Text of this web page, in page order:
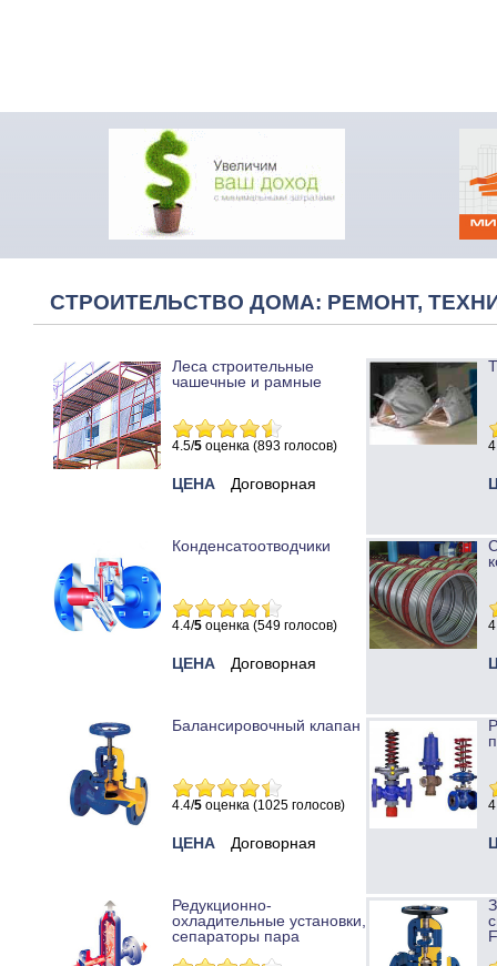
СТРОИТЕЛЬСТВО ДОМА: РЕМОНТ,
Леса строительные
чашечные и рамные
4.5/5 оценка (893 голосов)
ЦЕНА Договорная
Конденсатоотводчики
4.4/5 оценка (549 голосов)
ЦЕНА Договорная
Балансировочный клапан
4.4/5 оценка (1025 голосов)
ЦЕНА Договорная
Редукционно-
охладительные установки,
сепараторы пара